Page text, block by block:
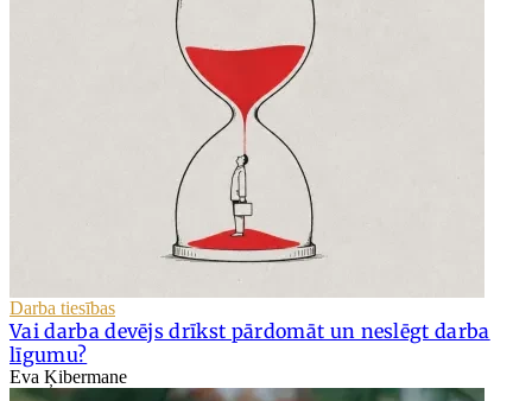
Darba tiesības
Vai darba devējs drīkst pārdomāt un neslēgt darba
līgumu?
Eva Ķibermane